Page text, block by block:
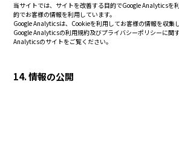
当サイトでは、サイトを改善する目的でGoogle Analyticsを
的でお客様の情報を利用しています。
Google Analyticsは、Cookieを利用してお客様の情報を収集し
Google Analyticsの利用規約及びプライバシーポリシーに関
Analyticsのサイトをご覧ください。
14. 情報の公開